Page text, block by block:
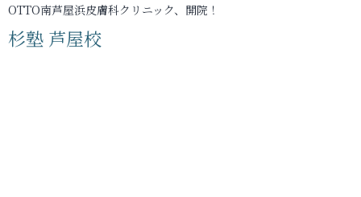
OTTO南芦屋浜皮膚科クリニック、開院！
杉塾 芦屋校